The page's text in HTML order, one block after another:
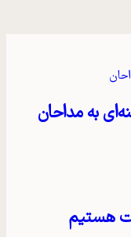
به مداحان
هستیم